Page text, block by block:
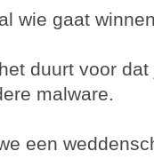
wie gaat
duurt voor
malware.
een